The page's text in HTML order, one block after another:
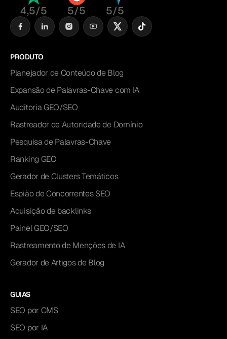
4,5/5 5/5 5/5
PRODUTO
Planejador de Conteúdo de Blog
Expansão de Palavras-Chave com IA
Auditoria GEO/SEO
Rastreador de Autoridade de Domínio
Pesquisa de Palavras-Chave
Ranking GEO
Gerador de Clusters Temáticos
Espião de Concorrentes SEO
Aquisição de backlinks
Painel GEO/SEO
Rastreamento de Menções de IA
Gerador de Artigos de Blog
GUIAS
SEO por CMS
SEO por IA